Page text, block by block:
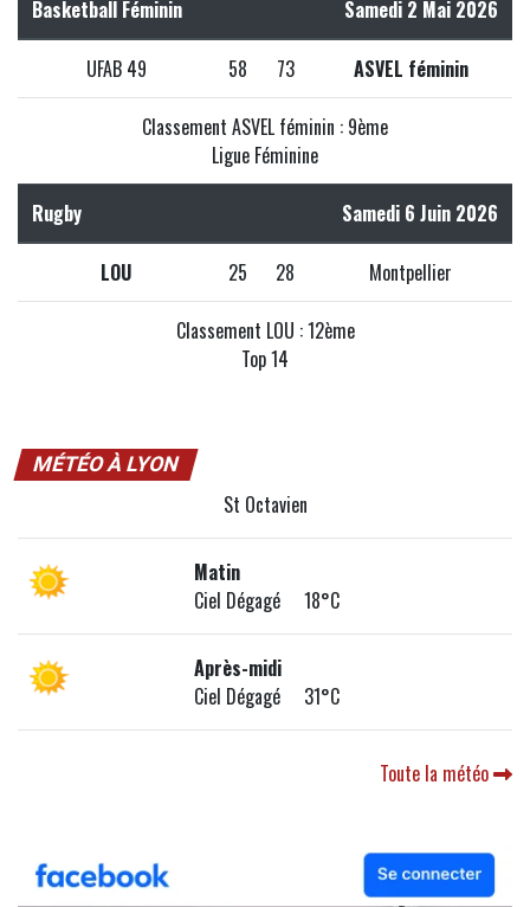
Basketball Féminin Samedi 2 Mai 2026
UFAB 49 58 73 ASVEL féminin
Classement ASVEL féminin : 9ème
Ligue Féminine
Rugby Samedi 6 Juin 2026
LOU 25 28 Montpellier
Classement LOU : 12ème
Top 14
MÉTÉO À LYON
St Octavien
Matin
Ciel Dégagé 18°C
Après-midi
Ciel Dégagé 31°C
Toute la météo